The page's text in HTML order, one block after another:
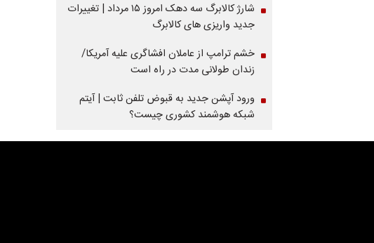
شارژ کالابرگ سه دهک امروز ۱۵ مرداد | تغییرات
جدید واریزی های کالابرگ
خشم ترامپ از عاملان افشاگری‌ علیه آمریکا/
زندان طولانی مدت در راه است
ورود آپشن جدید به قبوض تلفن ثابت | آیتم
شبکه هوشمند کشوری چیست؟